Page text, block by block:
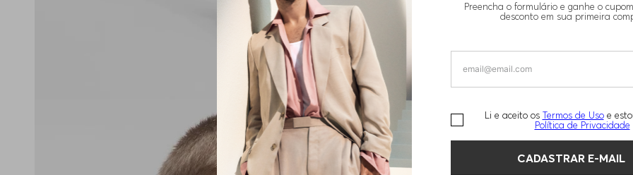
Preencha o formulário e ganhe o
desconto em sua primeira
Li e aceito os Termos de Uso e
Política de Privacidade
CADASTRAR E-MAIL